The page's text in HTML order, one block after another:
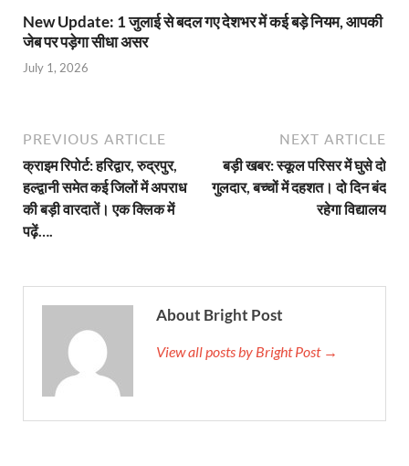
New Update: 1 जुलाई से बदल गए देशभर में कई बड़े नियम, आपकी
जेब पर पड़ेगा सीधा असर
July 1, 2026
PREVIOUS ARTICLE
क्राइम रिपोर्ट: हरिद्वार, रुद्रपुर,
हल्द्वानी समेत कई जिलों में अपराध
की बड़ी वारदातें। एक क्लिक में
पढ़ें….
NEXT ARTICLE
बड़ी खबर: स्कूल परिसर में घुसे दो
गुलदार, बच्चों में दहशत। दो दिन बंद
रहेगा विद्यालय
About Bright Post
View all posts by Bright Post →